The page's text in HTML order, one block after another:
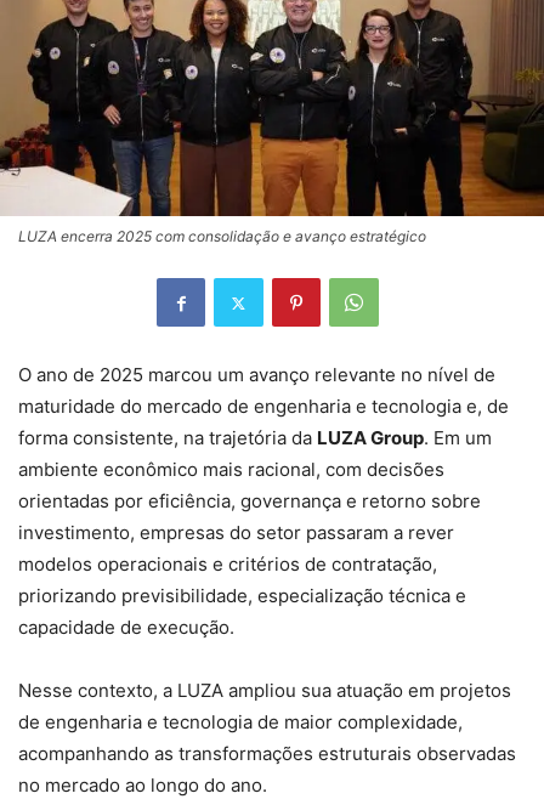
LUZA encerra 2025 com consolidação e avanço estratégico
O ano de 2025 marcou um avanço relevante no nível de
maturidade do mercado de engenharia e tecnologia e, de
forma consistente, na trajetória da LUZA Group. Em um
ambiente econômico mais racional, com decisões
orientadas por eficiência, governança e retorno sobre
investimento, empresas do setor passaram a rever
modelos operacionais e critérios de contratação,
priorizando previsibilidade, especialização técnica e
capacidade de execução.
Nesse contexto, a LUZA ampliou sua atuação em projetos
de engenharia e tecnologia de maior complexidade,
acompanhando as transformações estruturais observadas
no mercado ao longo do ano.